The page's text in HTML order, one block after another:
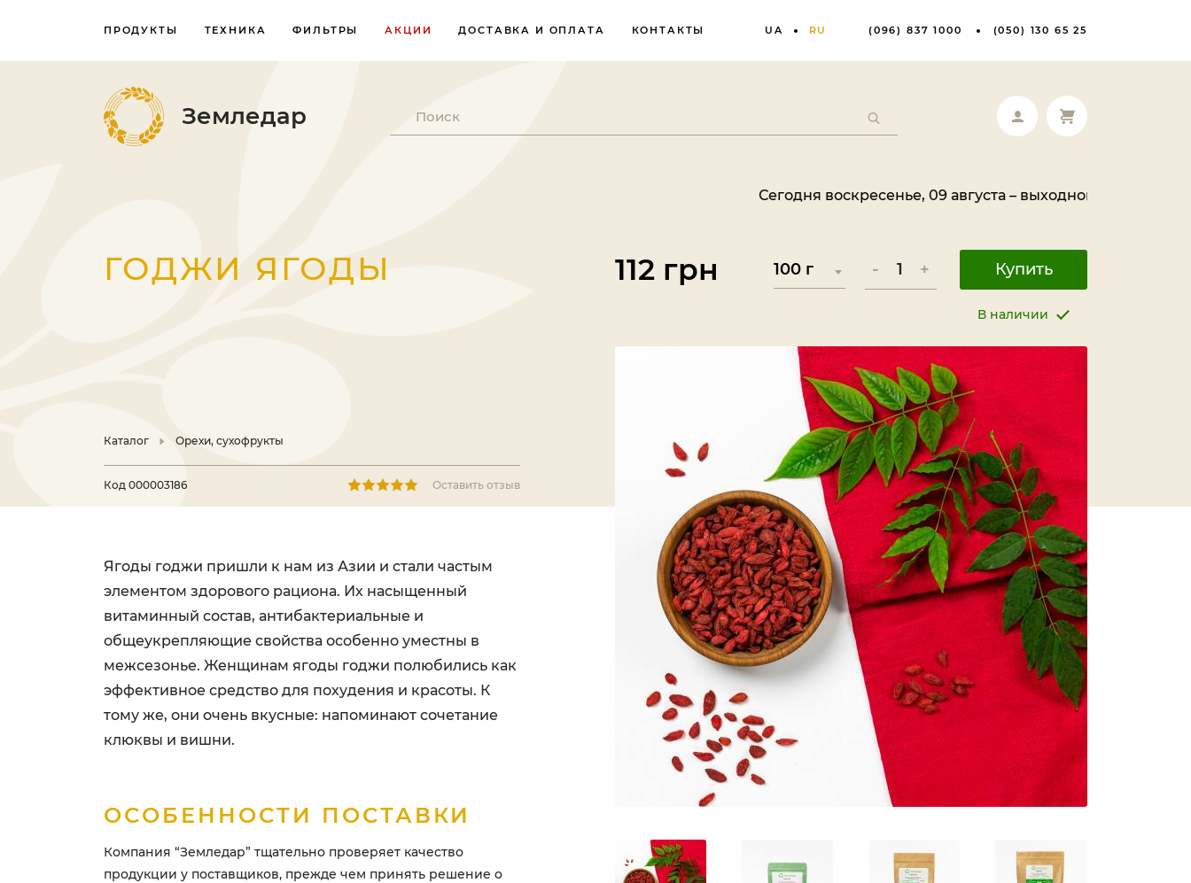
ПРОДУКТЫ ТЕХНИКА ФИЛЬТРЫ АКЦИИ ДОСТАВКА И ОПЛАТА КОНТАКТЫ UA RU (096) 837 1000 (050) 130 65 25
Земледар
Сегодня воскресенье, 09 августа – выходной день. Ваш заказ
ГОДЖИ ЯГОДЫ
Каталог Орехи, сухофрукты
Код 000003186 Оставить отзыв
Ягоды годжи пришли к нам из Азии и стали частым
элементом здорового рациона. Их насыщенный
витаминный состав, антибактериальные и
общеукрепляющие свойства особенно уместны в
межсезонье. Женщинам ягоды годжи полюбились как
эффективное средство для похудения и красоты. К
тому же, они очень вкусные: напоминают сочетание
клюквы и вишни.
ОСОБЕННОСТИ ПОСТАВКИ
Компания “Земледар” тщательно проверяет качество
продукции у поставщиков, прежде чем принять решение о
112 грн - + Купить
В наличии